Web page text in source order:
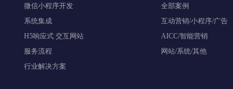
微信小程序开发
系统集成
H5响应式 交互网站
服务流程
行业解决方案
全部案例
互动营销/小程序/广告
AICC/智能营销
网站/系统/其他